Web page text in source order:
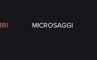
MICROSAGGI